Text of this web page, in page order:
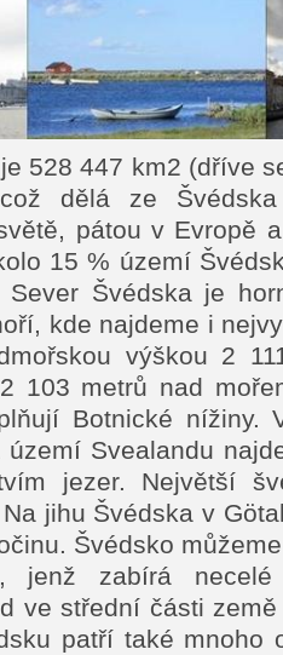
528 447 km2 (dříve
dělá ze Švédska
pátou v Evropě
15 % území
Sever Švédska je
kde najdeme i
výškou 2
103 metrů nad
Botnické nížiny.
Svealandu
jezer. Největší
jihu Švédska v
Švédsko
jenž zabírá
ve střední části
patří také mnoho